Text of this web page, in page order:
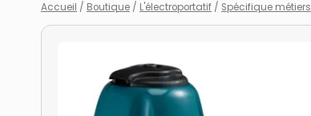
Accueil / Boutique / L'électroportatif / Spécifique métiers